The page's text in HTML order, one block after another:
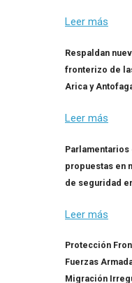
Leer más
Respaldan
fronterizo de
Arica y
Leer más
Parlamentarios
propuestas en
de seguridad
Leer más
Protección
Fuerzas
Migración